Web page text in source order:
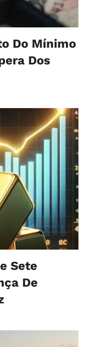
Do Mínimo
Dos
Sete
De